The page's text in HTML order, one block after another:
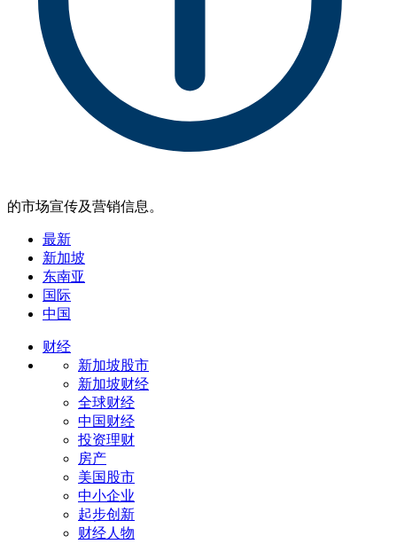
的市场宣传及营销信息。
最新
新加坡
东南亚
国际
中国
财经
新加坡股市
新加坡财经
全球财经
中国财经
投资理财
房产
美国股市
中小企业
起步创新
财经人物